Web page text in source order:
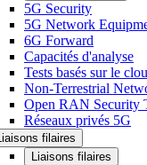
5G Security
5G Network
6G Forward
Capacités d'analyse
Tests basés sur le
Non-Terrestrial
Open RAN Security
Réseaux privés 5G
filaires
Liaisons filaires